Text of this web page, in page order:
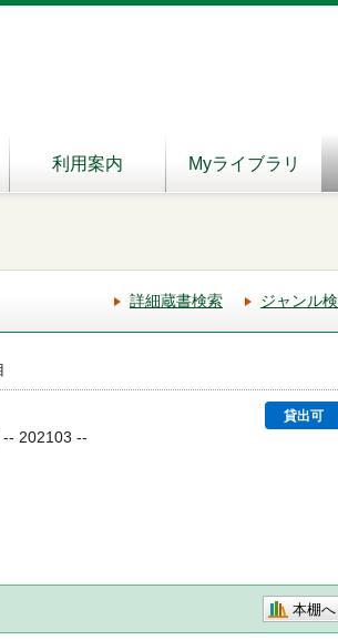
利用案内 Myライブラリ
詳細蔵書検索 ジャンル
貸出可
-- 202103 --
本棚へ